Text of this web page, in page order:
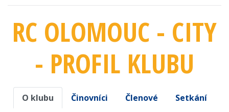
RC OLOMOUC - CITY
- PROFIL KLUBU
O klubu Činovníci Členové
Setkání